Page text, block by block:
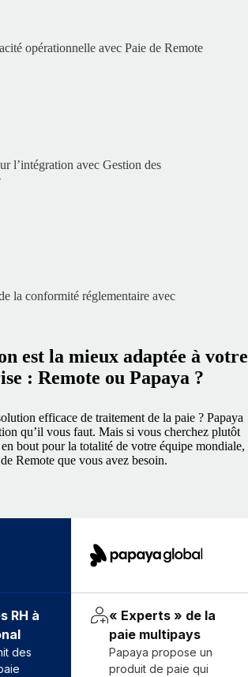
opérationnelle avec Paie de Remote
l’intégration avec Gestion des
la conformité réglementaire avec
est la mieux adaptée à votre
: Remote ou Papaya ?
efficace de traitement de la paie ? Papaya
qu’il vous faut. Mais si vous cherchez plutôt
bout pour la totalité de votre équipe mondiale,
de Remote que vous avez besoin.
RH à
des
« Experts » de la
paie multipays
Papaya propose un
produit de paie qui